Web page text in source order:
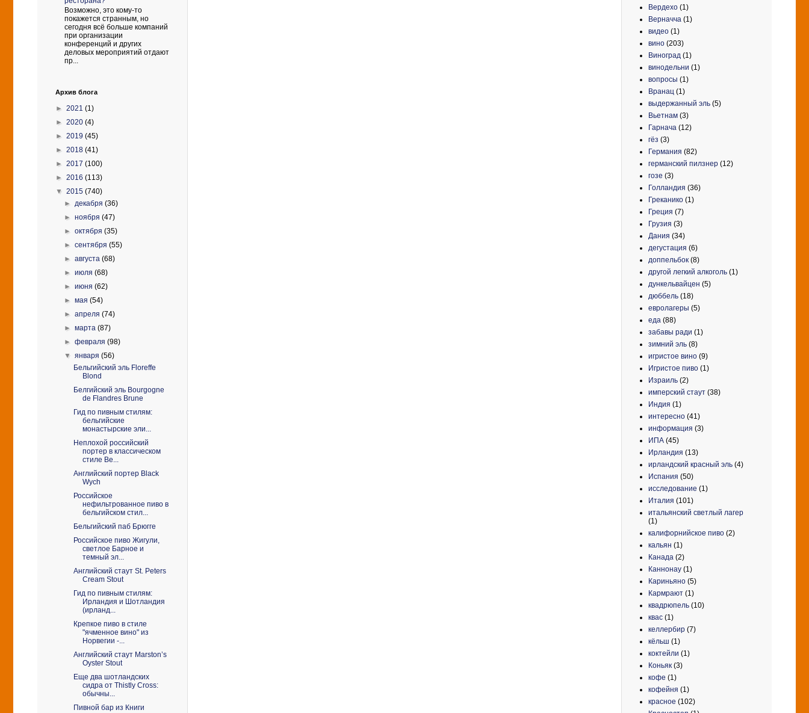
Возможно, это кому-то
покажется странным, но
сегодня всё больше компаний
при организации
конференций и других
деловых мероприятий отдают
пр...
Архив блога
► 2021 (1)
► 2020 (4)
► 2019 (45)
► 2018 (41)
► 2017 (100)
► 2016 (113)
▼ 2015 (740)
► декабря(36)
►ноября(47)
►октября(35)
►сентября(55)
►августа(68)
►июля(68)
►июня(62)
►мая(54)
►апреля(74)
►марта(87)
►февраля(98)
▼января(56)
Бельгийский эль Floreffe
Blond
Белгийский эль Bourgogne
de Flandres Brune
Гид по пивным стилям:
бельгийские
монастырские эли...
Неплохой российский
портер в классическом
стиле Be...
Английский портер Black
Wych
Российское
нефильтрованное пиво в
бельгийском стил...
Бельгийский паб Брюгге
Российское пиво Жигули,
светлое Барное и
темный эл...
Английский стаут St. Peters
Cream Stout
Гид по пивным стилям:
Ирландия и Шотландия
(ирланд...
Крепкое пиво в стиле
"ячменное вино" из
Норвегии -...
Английский стаут Marston’s
Oyster Stout
Еще два шотландских
сидра от Thistly Cross:
обычны...
Пивной бар из Книги
Вердехо (1)
Верначча (1)
видео (1)
вино (203)
Виноград (1)
винодельни (1)
вопросы (1)
Вранац (1)
выдержанный эль (5)
Вьетнам (3)
Гарнача (12)
гёз (3)
Германия (82)
германский пилзнер (12)
гозе (3)
Голландия (36)
Греканико (1)
Греция (7)
Грузия (3)
Дания (34)
дегустация (6)
доппельбок (8)
другой легкий алкоголь (1)
дункельвайцен (5)
дюббель (18)
евролагеры (5)
еда (88)
забавы ради (1)
зимний эль (8)
игристое вино (9)
Игристое пиво (1)
Израиль (2)
имперский стаут (38)
Индия (1)
интересно (41)
информация (3)
ИПА (45)
Ирландия (13)
ирландский красный эль (4)
Испания (50)
исследование (1)
Италия (101)
итальянский светлый лагер
(1)
калифорнийское пиво (2)
кальян (1)
Канада (2)
Каннонау (1)
Кариньяно (5)
Кармрают (1)
квадрюпель (10)
квас (1)
келлербир (7)
кёльш (1)
коктейли (1)
Коньяк (3)
кофе (1)
кофейня (1)
красное (102)